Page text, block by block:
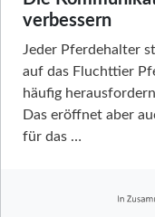
verbessern
Jeder Pferdehalter
auf das Fluchttier
häufig
Das eröffnet aber
für das …